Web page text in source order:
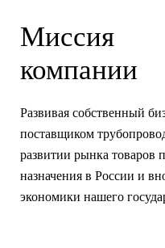
Миссия
компании
Развивая собственный
поставщиком
развитии рынка товаров
назначения в России и
экономики нашего